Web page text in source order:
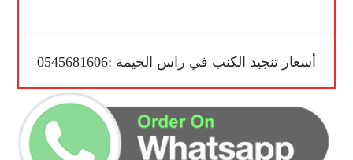
أسعار تنجيد الكنب في راس الخيمة :0545681606